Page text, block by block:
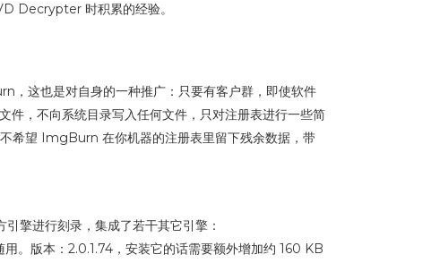
Decrypter 时积累的经验。
这也是对自身的一种推广：只要有客户群，即使软件
，不向系统目录写入任何文件，只对注册表进行一些简
希望 ImgBurn 在你机器的注册表里留下残余数据，带
擎进行刻录，集成了若干其它引擎：
版本：2.0.1.74，安装它的话需要额外增加约 160 KB